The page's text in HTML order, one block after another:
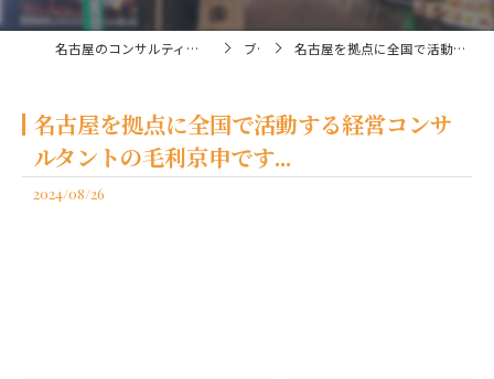
名古屋のコンサルティングなら経営コンサルタント毛利京申 ブログ 名古屋を拠点に全国で活動する経営コンサルタントの毛利京申です...
名古屋を拠点に全国で活動する経営コンサ
ルタントの毛利京申です...
2024/08/26